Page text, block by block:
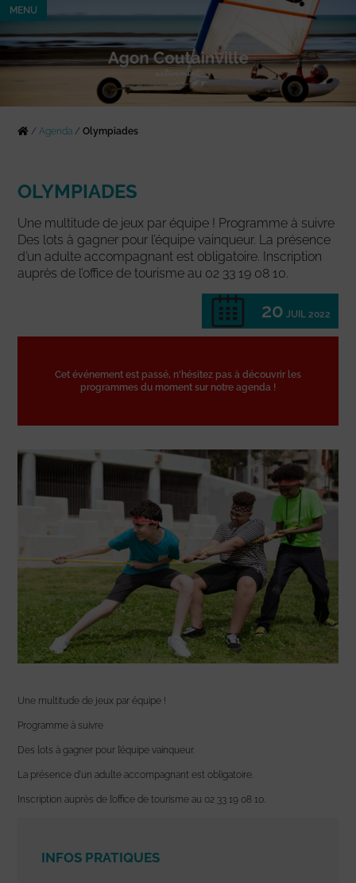
MENU
/Agenda /Olympiades
OLYMPIADES
Une multitude de jeux par équipe ! Programme à suivre
Des lots à gagner pour l’équipe vainqueur. La présence
d’un adulte accompagnant est obligatoire. Inscription
auprès de l’office de tourisme au 02 33 19 08 10.
20 JUIL 2022
Cet événement est passé, n'hésitez pas à découvrir les
programmes du moment sur notre agenda !
Une multitude de jeux par équipe !
Programme à suivre
Des lots à gagner pour l’équipe vainqueur.
La présence d’un adulte accompagnant est obligatoire.
Inscription auprès de l’office de tourisme au 02 33 19 08 10.
INFOS PRATIQUES